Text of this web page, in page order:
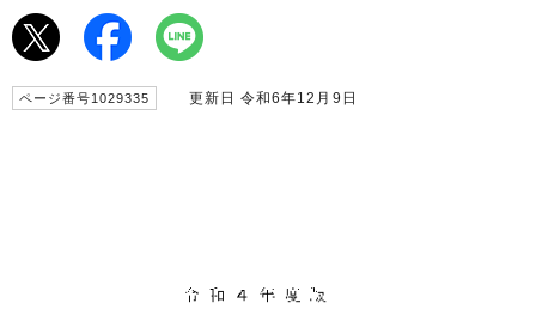
ページ番号1029335 更新日 令和6年12月9日